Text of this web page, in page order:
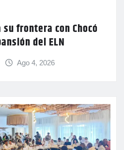
frontera con Chocó
del ELN
Ago 4, 2026